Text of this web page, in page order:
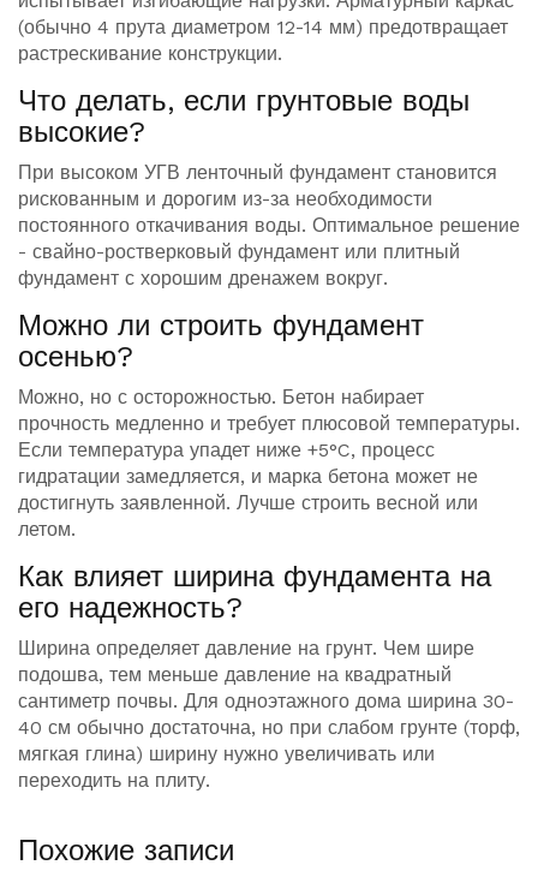
(обычно 4 прута диаметром 12-14 мм) предотвращает
растрескивание конструкции.
Что делать, если грунтовые воды
высокие?
При высоком УГВ ленточный фундамент становится
рискованным и дорогим из-за необходимости
постоянного откачивания воды. Оптимальное решение
- свайно-ростверковый фундамент или плитный
фундамент с хорошим дренажем вокруг.
Можно ли строить фундамент
осенью?
Можно, но с осторожностью. Бетон набирает
прочность медленно и требует плюсовой температуры.
Если температура упадет ниже +5°C, процесс
гидратации замедляется, и марка бетона может не
достигнуть заявленной. Лучше строить весной или
летом.
Как влияет ширина фундамента на
его надежность?
Ширина определяет давление на грунт. Чем шире
подошва, тем меньше давление на квадратный
сантиметр почвы. Для одноэтажного дома ширина 30-
40 см обычно достаточна, но при слабом грунте (торф,
мягкая глина) ширину нужно увеличивать или
переходить на плиту.
Похожие записи